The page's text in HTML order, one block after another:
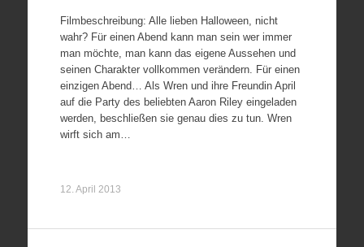
Filmbeschreibung: Alle lieben Halloween, nicht
wahr? Für einen Abend kann man sein wer immer
man möchte, man kann das eigene Aussehen und
seinen Charakter vollkommen verändern. Für einen
einzigen Abend… Als Wren und ihre Freundin April
auf die Party des beliebten Aaron Riley eingeladen
werden, beschließen sie genau dies zu tun. Wren
wirft sich am…
12. April 2013